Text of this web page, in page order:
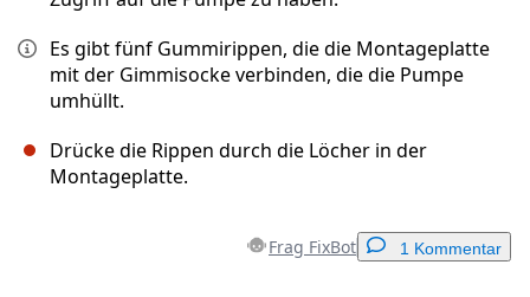
Es gibt fünf Gummirippen, die die Montageplatte
mit der Gimmisocke verbinden, die die Pumpe
umhüllt.
Drücke die Rippen durch die Löcher in der
Montageplatte.
Frag FixBot 1 Kommentar